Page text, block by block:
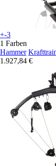
+-3
1 Farben
Hammer
1.927,84 €